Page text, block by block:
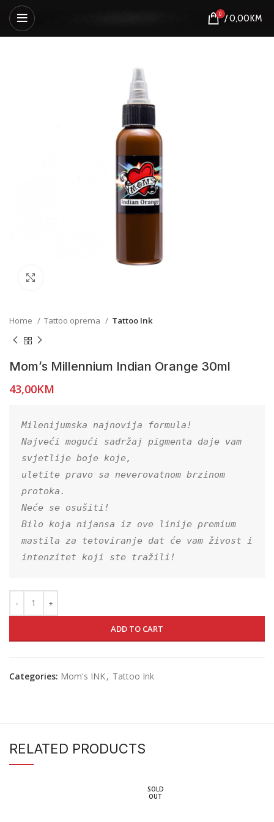
0 /0,00KM
Home Tattoo oprema Tattoo Ink
Mom’s Millennium Indian Orange 30ml
43,00KM
Milenijumska najnovija formula!
Najveći mogući sadržaj pigmenta daje vam
svjetlije boje koje,
uletite pravo sa neverovatnom brzinom
protoka.
Neće se osušiti!
Bilo koja nijansa iz ove linije premium
mastila za tetoviranje dat će vam živost i
intenzitet koji ste tražili!
ADD TO CART
Categories: Mom's INK, Tattoo Ink
RELATED PRODUCTS
SOLD
OUT